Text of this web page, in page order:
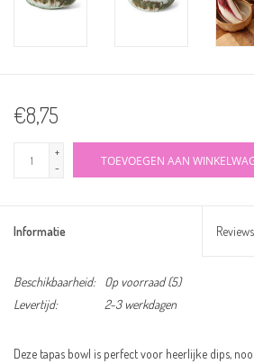
€8,75
+
-
TOEVOEGEN AAN
Informatie Reviews
Beschikbaarheid: Op voorraad(5)
Levertijd:
2-3 werkdagen
Deze tapas bowl is perfect voor heerlijke dips,